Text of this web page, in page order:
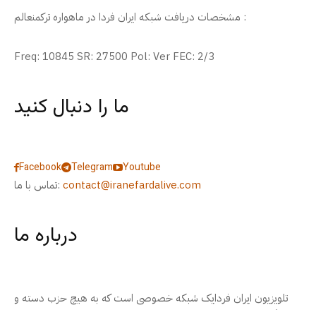
مشخصات دریافت شبکه ایران فردا در ماهواره ترکمنعالم :
Freq: 10845 SR: 27500 Pol: Ver FEC: 2/3
ما را دنبال کنید
Facebook Telegram
Youtube
تماس با ما: contact@iranefardalive.com
درباره ما
تلویزیون ایران فردایک شبکه خصوصی است که به هیچ حزب دسته و